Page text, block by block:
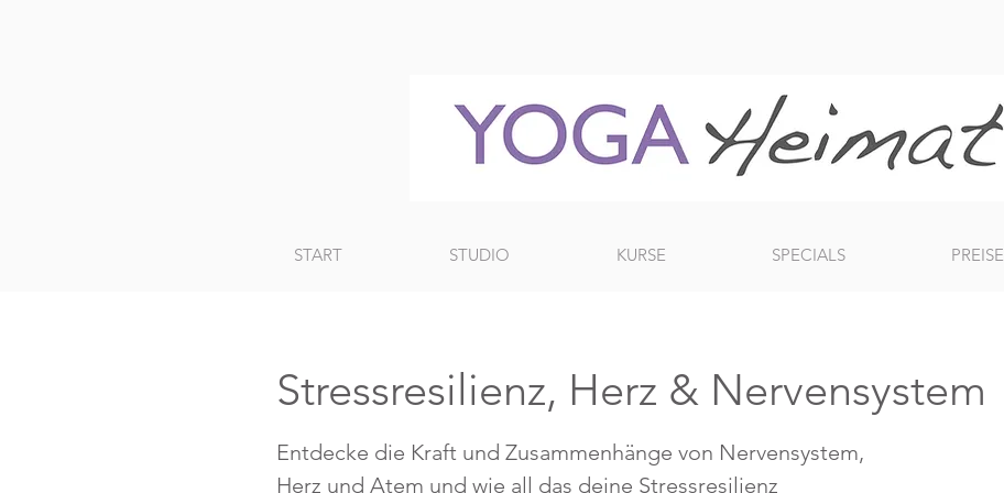
START STUDIO KURSE SPECIALS PREISE
Stressresilienz, Herz & Nervensystem
Entdecke die Kraft und Zusammenhänge von Nervensystem,
Herz und Atem und wie all das deine Stressresilienz